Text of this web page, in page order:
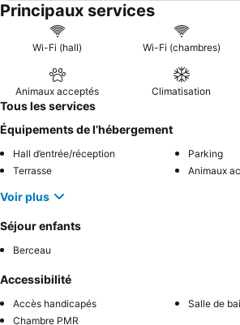
Principaux services
Wi-Fi (hall) Wi-Fi (chambres)
Animaux acceptés Climatisation
Tous les services
Équipements de l’hébergement
Hall d’entrée/réception
Parking
Terrasse
Animaux
Voir plus
Séjour enfants
Berceau
Accessibilité
Accès handicapés
Salle de
Chambre PMR